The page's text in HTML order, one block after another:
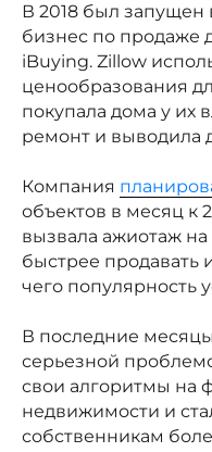
В 2018 был запущен
бизнес по продаже
iBuying. Zillow
ценообразования
покупала дома у их
ремонт и выводила
Компания
объектов в месяц к
вызвала ажиотаж
быстрее продавать
чего популярность
В последние
серьезной
свои алгоритмы на
недвижимости и
собственникам